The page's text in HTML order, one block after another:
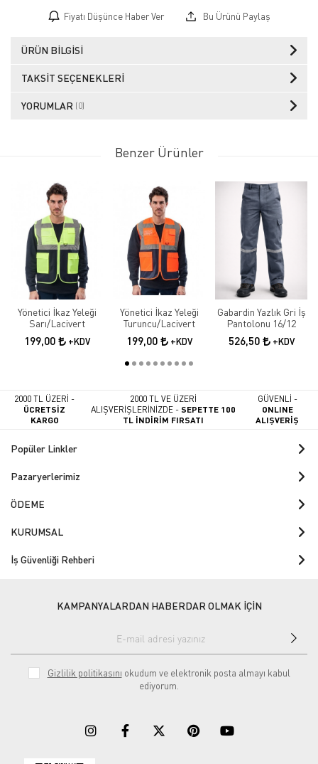
Fiyatı Düşünce Haber Ver Bu Ürünü Paylaş
ÜRÜN BILGISI
TAKSIT SEÇENEKLERI
YORUMLAR (0)
Benzer Ürünler
Yönetici İkaz Yeleği
Sarı/Lacivert
199,00 +KDV
Yönetici İkaz Yeleği
Turuncu/Lacivert
199,00 +KDV
Gabardin Yazlık Gri İş
Pantolonu 16/12
526,50 +KDV
2000 TL ÜZERİ -
ÜCRETSİZ
KARGO
2000 TL VE ÜZERİ
ALIŞVERİŞLERİNİZDE -SEPETTE 100
TL İNDİRİM FIRSATI
GÜVENLİ -
ONLINE
ALIŞVERİŞ
Popüler Linkler
Pazaryerlerimiz
ÖDEME
KURUMSAL
İş Güvenliği Rehberi
KAMPANYALARDAN HABERDAR OLMAK İÇİN
Gizlilik politikasını okudum ve elektronik posta almayı kabul
ediyorum.